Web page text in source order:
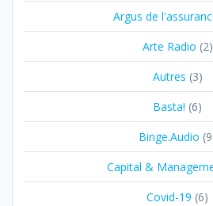
Argus de
Arte Radio (2)
Autres (3)
Basta! (6)
Binge.Audio
Capital &
Covid-19 (6)